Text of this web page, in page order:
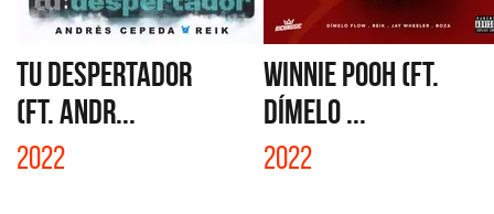
TU DESPERTADOR
(FT. ANDR...
2022
WINNIE POOH (FT.
DÍMELO ...
2022